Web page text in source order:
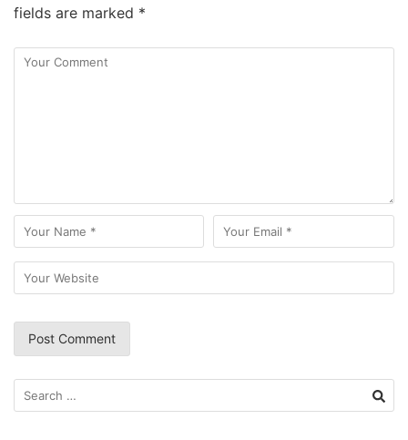
fields are marked *
Search
for: